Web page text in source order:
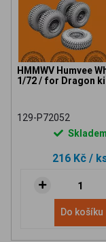
HMMWV Humvee
1/72 / for Dragon
129-P72052
Skladem
216 Kč /
Do košíku